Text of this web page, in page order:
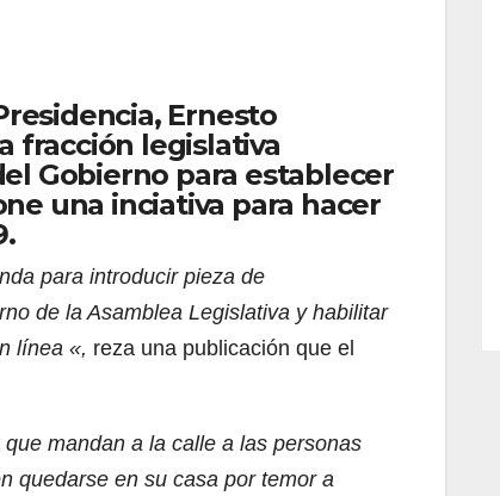
Ernesto
fracción legislativa
Gobierno para establecer
una inciativa para hacer
para introducir pieza de
de la Asamblea Legislativa y habilitar
línea «, reza una publicación que el
mandan a la calle a las personas
quedarse en su casa por temor a